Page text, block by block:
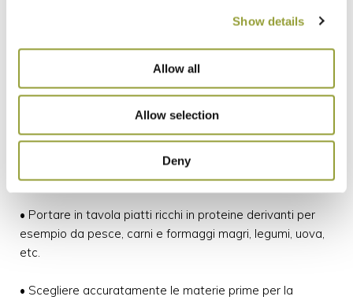
Show details
Allow all
Allow selection
Deny
ricca in fibre per rallentare l’assorbimento intestinale degli
insalata mista per la salute del nostro apparato
• Non esagerare con i carboidrati come pane e pasta e
prediligere il frumento integrale a quello raffinato.
• Portare in tavola piatti ricchi in proteine derivanti per
esempio da pesce, carni e formaggi magri, legumi, uova,
etc.
• Scegliere accuratamente le materie prime per la